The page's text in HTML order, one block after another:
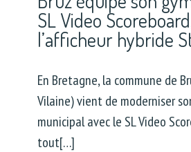
SL Video
l’afficheur hybride
En Bretagne, la commune de
Vilaine) vient de moderniser
municipal avec le SL Video
tout[…]